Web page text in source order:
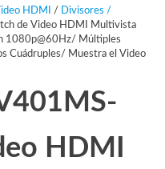
HDMI / Divisores /
de Video HDMI Multivista
1080p@60Hz/ Múltiples
Cuádruples/ Muestra el Video
HDMI